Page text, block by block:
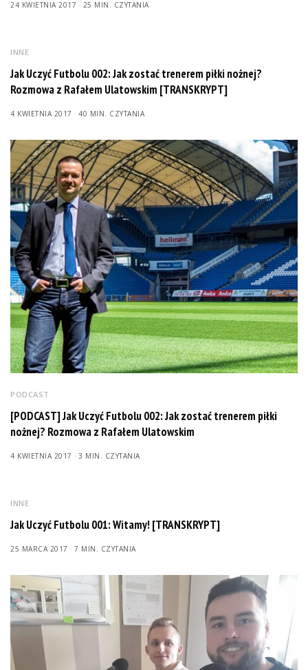
24 KWIETNIA 2017 25 MIN. CZYTANIA
INNE
Jak Uczyć Futbolu 002: Jak zostać trenerem piłki nożnej?
Rozmowa z Rafałem Ulatowskim [TRANSKRYPT]
4 KWIETNIA 2017 40 MIN. CZYTANIA
PODCAST
[PODCAST] Jak Uczyć Futbolu 002: Jak zostać trenerem piłki
nożnej? Rozmowa z Rafałem Ulatowskim
4 KWIETNIA 2017 3 MIN. CZYTANIA
INNE
Jak Uczyć Futbolu 001: Witamy! [TRANSKRYPT]
25 MARCA 2017 7 MIN. CZYTANIA